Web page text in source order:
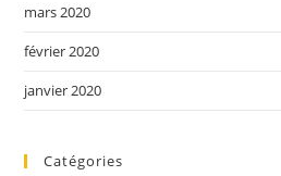
mars 2020
février 2020
janvier 2020
Catégories